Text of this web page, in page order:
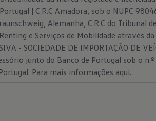
| C.R.C Amadora, sob o NUPC
Alemanha, C.R.C do Tribunal
e Serviços de Mobilidade através
- SOCIEDADE DE IMPORTAÇÃO DE
junto do Banco de Portugal sob o
Para mais informações aqui.